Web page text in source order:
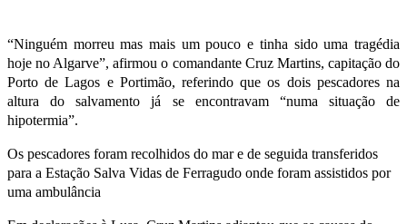
“Ninguém morreu mas mais um pouco e tinha sido uma tragédia
hoje no Algarve”, afirmou o comandante Cruz Martins, capitação do
Porto de Lagos e Portimão, referindo que os dois pescadores na
altura do salvamento já se encontravam “numa situação de
hipotermia”.
Os pescadores foram recolhidos do mar e de seguida transferidos
para a Estação Salva Vidas de Ferragudo onde foram assistidos por
uma ambulância